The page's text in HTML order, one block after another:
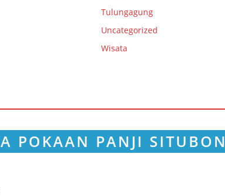
Tulungagung
Uncategorized
Wisata